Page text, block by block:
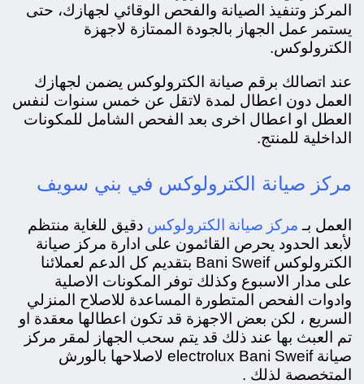
المركز وتنفيذ الصيانة والفحص الوقائي لجهازك، حتى
يستمر عمل الجهاز بالجودة الممتازة لاجهزة
الكترولوكس.
عند اتصالك برقم صيانة الكترولوكس يضمن لجهازك
العمل دون اعطال لمدة لاتقل عن خمس سنوات لنفس
العطل او اعطال اخرى بعد الفحص الشامل للمكونات
الداخلية للمنتج.
مركز صيانة الكترولوكس في بني سويف
العمل بـ مركز صيانة الكترولوكس دقيق للغاية منتظم
لأبعد الحدود يحرص القائمون على ادارة مركز صيانة
الكترولوكس Bani Sweif بتقديم كل الدعم لعملائنا
على مدار الاسبوع وكذلك توفر المكونات الاصلية
وادوات الفحص المتطورة المساعدة للاصلاح المنزلي
السريع ، لكن بعض الاجهزة قد تكون اعطالها معقدة او
تم العبث بها عند ذلك قد يتم سحب الجهاز لمقر مركز
صيانة electrolux Bani Sweif لاصلاحها بالورش
المتخصصة لذلك .